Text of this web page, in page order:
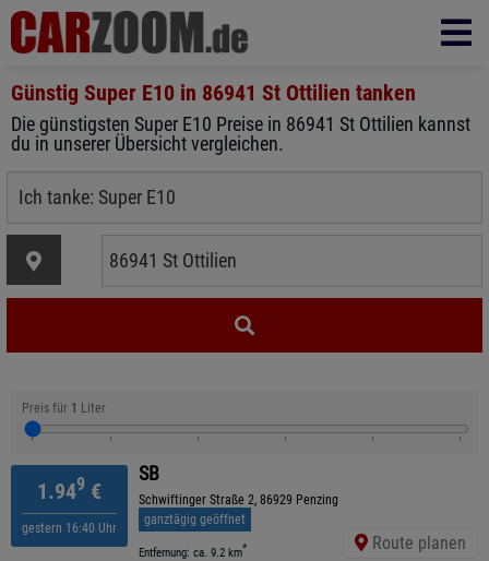
Günstig Super E10 in 86941 St Ottilien tanken
Die günstigsten Super E10 Preise in 86941 St Ottilien kannst
du in unserer Übersicht vergleichen.
Preis für 1 Liter
1.949 €
gestern 16:40 Uhr
SB
Schwiftinger Straße 2, 86929 Penzing
ganztägig geöffnet
Entfernung: ca. 9.2 km* Route planen